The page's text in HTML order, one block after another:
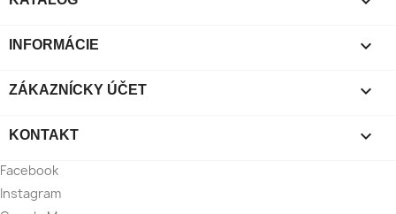
INFORMÁCIE 
ZÁKAZNÍCKY ÚČET 
KONTAKT 
Facebook
Instagram